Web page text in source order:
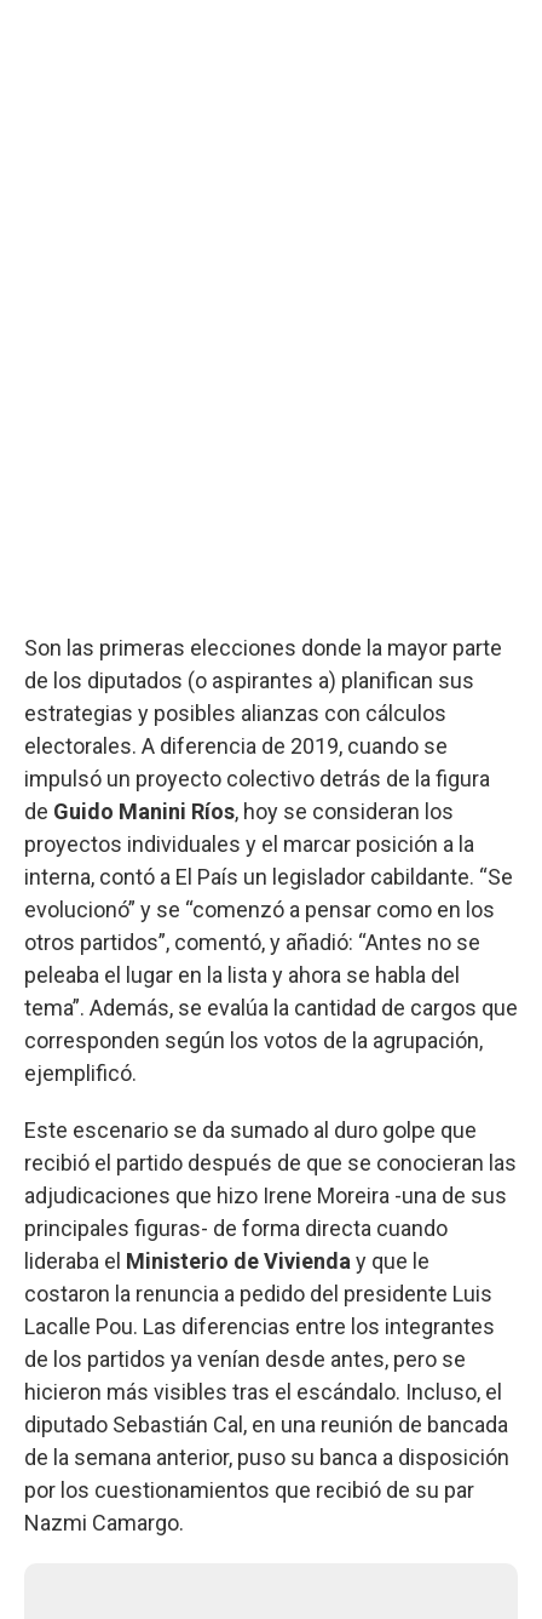
Son las primeras elecciones donde la mayor parte
de los diputados (o aspirantes a) planifican sus
estrategias y posibles alianzas con cálculos
electorales. A diferencia de 2019, cuando se
impulsó un proyecto colectivo detrás de la figura
de Guido Manini Ríos, hoy se consideran los
proyectos individuales y el marcar posición a la
interna, contó a El País un legislador cabildante. “Se
evolucionó” y se “comenzó a pensar como en los
otros partidos”, comentó, y añadió: “Antes no se
peleaba el lugar en la lista y ahora se habla del
tema”. Además, se evalúa la cantidad de cargos que
corresponden según los votos de la agrupación,
ejemplificó.
Este escenario se da sumado al duro golpe que
recibió el partido después de que se conocieran las
adjudicaciones que hizo Irene Moreira -una de sus
principales figuras- de forma directa cuando
lideraba el Ministerio de Vivienda y que le
costaron la renuncia a pedido del presidente Luis
Lacalle Pou. Las diferencias entre los integrantes
de los partidos ya venían desde antes, pero se
hicieron más visibles tras el escándalo. Incluso, el
diputado Sebastián Cal, en una reunión de bancada
de la semana anterior, puso su banca a disposición
por los cuestionamientos que recibió de su par
Nazmi Camargo.